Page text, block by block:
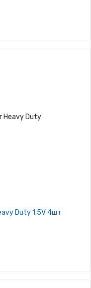
Duty 1.5V 4шт